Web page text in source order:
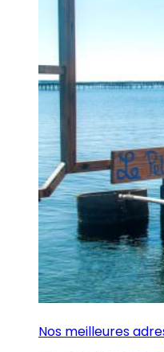
Nos meilleures